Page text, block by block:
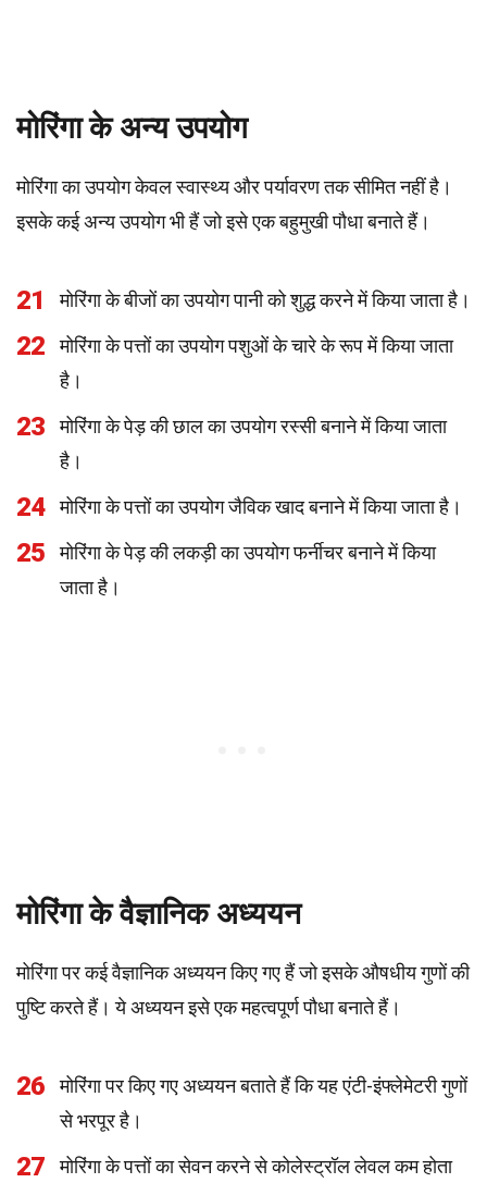
मोरिंगा के अन्य उपयोग
मोरिंगा का उपयोग केवल स्वास्थ्य और पर्यावरण तक सीमित नहीं है।
इसके कई अन्य उपयोग भी हैं जो इसे एक बहुमुखी पौधा बनाते हैं।
21 मोरिंगा के बीजों का उपयोग पानी को शुद्ध करने में किया जाता है।
22
मोरिंगा के पत्तों का उपयोग पशुओं के चारे के रूप में किया जाता
है।
23
मोरिंगा के पेड़ की छाल का उपयोग रस्सी बनाने में किया जाता
है।
24 मोरिंगा के पत्तों का उपयोग जैविक खाद बनाने में किया जाता है।
25
मोरिंगा के पेड़ की लकड़ी का उपयोग फर्नीचर बनाने में किया
जाता है।
मोरिंगा के वैज्ञानिक अध्ययन
मोरिंगा पर कई वैज्ञानिक अध्ययन किए गए हैं जो इसके औषधीय गुणों की
पुष्टि करते हैं। ये अध्ययन इसे एक महत्वपूर्ण पौधा बनाते हैं।
26
मोरिंगा पर किए गए अध्ययन बताते हैं कि यह एंटी-इंफ्लेमेटरी गुणों
से भरपूर है।
27
मोरिंगा के पत्तों का सेवन करने से कोलेस्ट्रॉल लेवल कम होता